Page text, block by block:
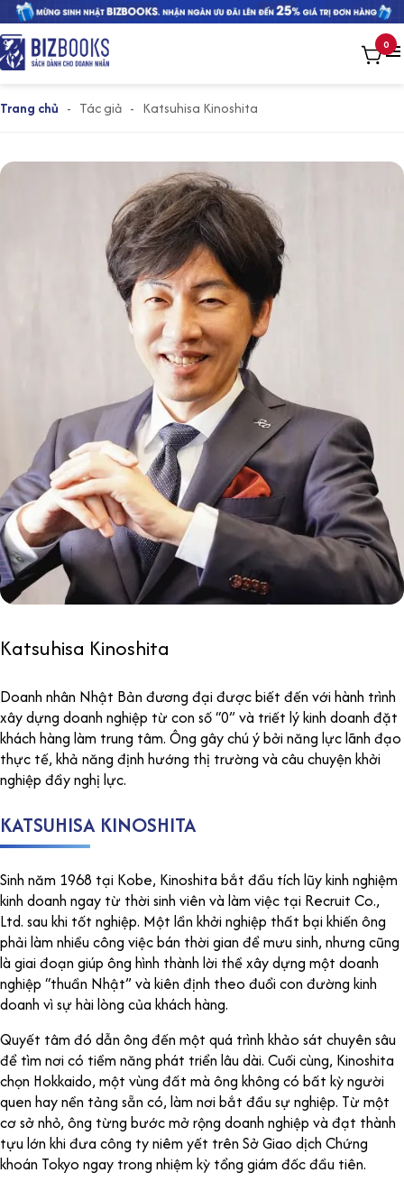
0
Trang chủ - Tác giả - Katsuhisa Kinoshita
Katsuhisa Kinoshita
Doanh nhân Nhật Bản đương đại được biết đến với hành trình
xây dựng doanh nghiệp từ con số “0” và triết lý kinh doanh đặt
khách hàng làm trung tâm. Ông gây chú ý bởi năng lực lãnh đạo
thực tế, khả năng định hướng thị trường và câu chuyện khởi
nghiệp đầy nghị lực.
KATSUHISA KINOSHITA
Sinh năm 1968 tại Kobe, Kinoshita bắt đầu tích lũy kinh nghiệm
kinh doanh ngay từ thời sinh viên và làm việc tại Recruit Co.,
Ltd. sau khi tốt nghiệp. Một lần khởi nghiệp thất bại khiến ông
phải làm nhiều công việc bán thời gian để mưu sinh, nhưng cũng
là giai đoạn giúp ông hình thành lời thề xây dựng một doanh
nghiệp “thuần Nhật” và kiên định theo đuổi con đường kinh
doanh vì sự hài lòng của khách hàng.
Quyết tâm đó dẫn ông đến một quá trình khảo sát chuyên sâu
để tìm nơi có tiềm năng phát triển lâu dài. Cuối cùng, Kinoshita
chọn Hokkaido, một vùng đất mà ông không có bất kỳ người
quen hay nền tảng sẵn có, làm nơi bắt đầu sự nghiệp. Từ một
cơ sở nhỏ, ông từng bước mở rộng doanh nghiệp và đạt thành
tựu lớn khi đưa công ty niêm yết trên Sở Giao dịch Chứng
khoán Tokyo ngay trong nhiệm kỳ tổng giám đốc đầu tiên.